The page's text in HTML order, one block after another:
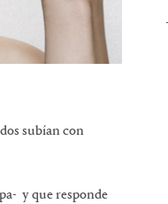
subían con
y que responde